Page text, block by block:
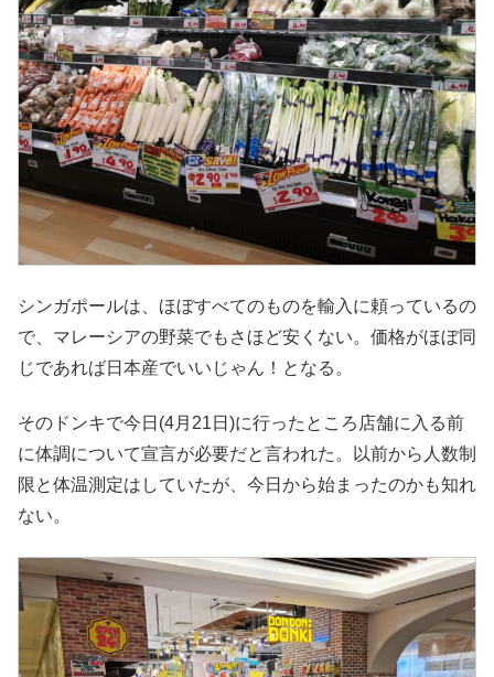
シンガポールは、ほぼすべてのものを輸入に頼っているの
で、マレーシアの野菜でもさほど安くない。価格がほぼ同
じであれば日本産でいいじゃん！となる。
そのドンキで今日(4月21日)に行ったところ店舗に入る前
に体調について宣言が必要だと言われた。以前から人数制
限と体温測定はしていたが、今日から始まったのかも知れ
ない。